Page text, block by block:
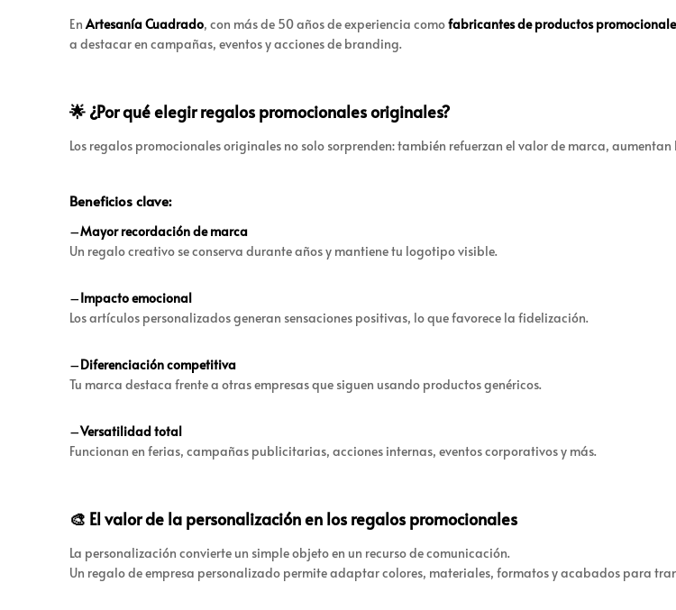
EnArtesanía Cuadrado, con más de 50 años de experiencia comofabricantes de productos
a destacar en campañas, eventos y acciones de branding.
🌟 ¿Por qué elegir regalos promocionales originales?
Los regalos promocionales originales no solo sorprenden: también refuerzan el valor de marca,
Beneficios clave:
–Mayor recordación de marca
Un regalo creativo se conserva durante años y mantiene tu logotipo visible.
–Impacto emocional
Los artículos personalizados generan sensaciones positivas, lo que favorece la fidelización.
–Diferenciación competitiva
Tu marca destaca frente a otras empresas que siguen usando productos genéricos.
–Versatilidad total
Funcionan en ferias, campañas publicitarias, acciones internas, eventos corporativos y más.
🎨 El valor de la personalización en los regalos promocionales
La personalización convierte un simple objeto en un recurso de comunicación.
Un regalo de empresa personalizado permite adaptar colores, materiales, formatos y acabados para